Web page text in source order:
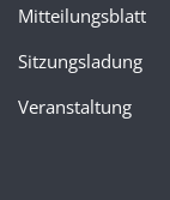
Mitteilungsblatt
Sitzungsladung
Veranstaltung